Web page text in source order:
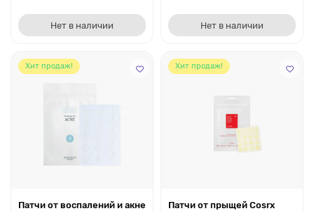
Нет в наличии Нет в наличии
Хит продаж!
Патчи от воспалений и акне
Хит продаж!
Патчи от прыщей Cosrx